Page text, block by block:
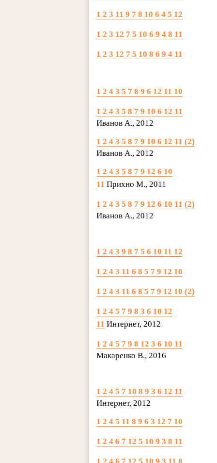
1 2 3 11 9 7 8 10 6 4 5 12
1 2 3 12 7 5 10 6 9 4 8 11
1 2 3 12 7 5 10 8 6 9 4 11
1 2 4 3 5 7 8 9 6 12 11 10
1 2 4 3 5 8 7 9 10 6 12 11
Иванов А., 2012
1 2 4 3 5 8 7 9 10 6 12 11 (2)
Иванов А., 2012
1 2 4 3 5 8 7 9 12 6 10
11 Прихно М., 2011
1 2 4 3 5 8 7 9 12 6 10 11 (2)
Иванов А., 2012
1 2 4 3 9 8 7 5 6 10 11 12
1 2 4 3 11 6 8 5 7 9 12 10
1 2 4 3 11 6 8 5 7 9 12 10 (2)
1 2 4 5 7 9 8 3 6 10 12
11 Интернет, 2012
1 2 4 5 7 9 8 12 3 6 10 11
Макаренко В., 2016
1 2 4 5 7 10 8 9 3 6 12 11
Интернет, 2012
1 2 4 5 11 8 9 6 3 12 7 10
1 2 4 6 7 12 5 10 9 3 8 11